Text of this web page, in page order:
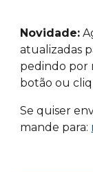
Novidade:
atualizadas
pedindo por
botão ou
Se quiser
mande para: